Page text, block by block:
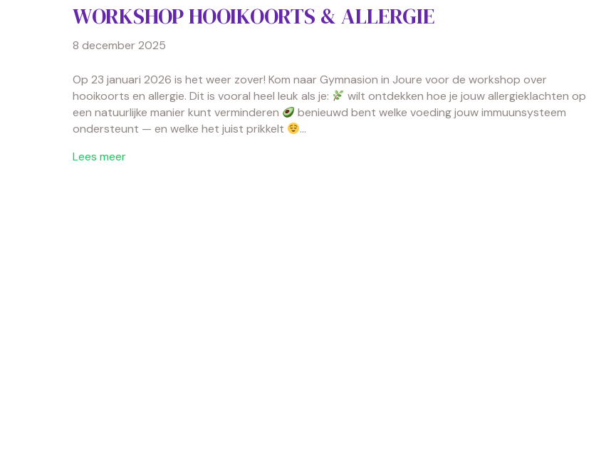
WORKSHOP HOOIKOORTS & ALLERGIE
8 december 2025
Op 23 januari 2026 is het weer zover! Kom naar Gymnasion in Joure voor de workshop over
hooikoorts en allergie. Dit is vooral heel leuk als je:
wilt ontdekken hoe je jouw allergieklachten op
een natuurlijke manier kunt verminderen
benieuwd bent welke voeding jouw immuunsysteem
ondersteunt — en welke het juist prikkelt
…
Lees meer